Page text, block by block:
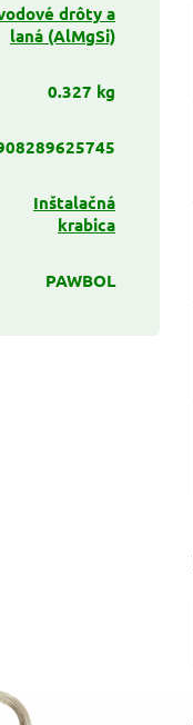
drôty a
laná (AlMgSi)
0.327 kg
Inštalačná
krabica
PAWBOL